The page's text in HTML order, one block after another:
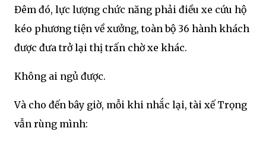
Đêm đó, lực lượng chức năng phải điều xe cứu hộ
kéo phương tiện về xưởng, toàn bộ 36 hành khách
được đưa trở lại thị trấn chờ xe khác.
Không ai ngủ được.
Và cho đến bây giờ, mỗi khi nhắc lại, tài xế Trọng
vẫn rùng mình: